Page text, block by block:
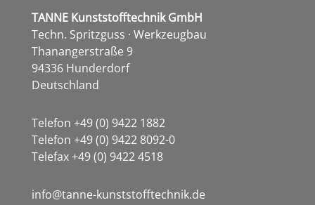
TANNEKunststofftechnik GmbH
Techn. Spritzguss · Werkzeugbau
Thanangerstraße 9
94336 Hunderdorf
Deutschland
Telefon +49 (0) 9422 1882
Telefon +49 (0) 9422 8092-0
Telefax +49 (0) 9422 4518
info@tanne-kunststofftechnik.de